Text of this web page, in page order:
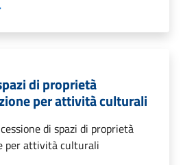
di proprietà
per attività culturali
di spazi di proprietà
per attività culturali